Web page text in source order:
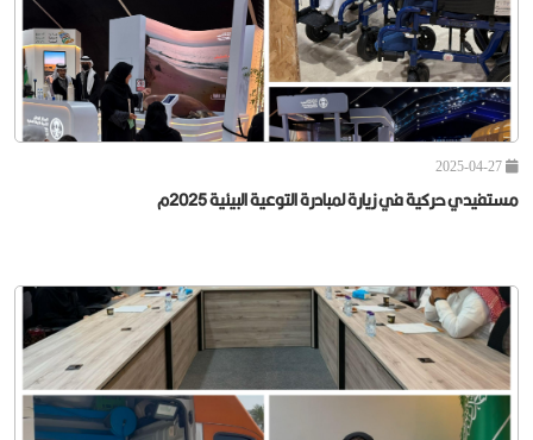
وقعت جمعية حركية عقد إشراف هندسي مع مكت
2025-04-27
مستفيدي حركية في زيارة لمبادرة التوعية البيئية 2025م